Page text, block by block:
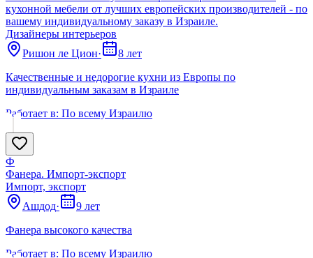
кухонной мебели от лучших европейских производителей - по
вашему индивидуальному заказу в Израиле.
Дизайнеры интерьеров
Ришон ле Цион·
8 лет
Качественные и недорогие кухни из Европы по
индивидуальным заказам в Израиле
Работает в: По всему Израилю
Ф
Фанера. Импорт-экспорт
Импорт, экспорт
Ашдод·
9 лет
Фанера высокого качества
Работает в: По всему Израилю